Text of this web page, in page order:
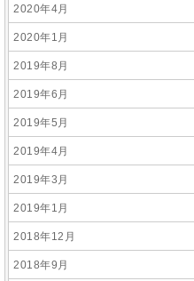
2020年4月
2020年1月
2019年8月
2019年6月
2019年5月
2019年4月
2019年3月
2019年1月
2018年12月
2018年9月